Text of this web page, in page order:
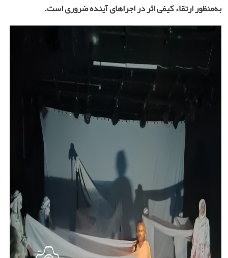
به‌منظور ارتقاء کیفی اثر در اجراهای آینده ضروری است.